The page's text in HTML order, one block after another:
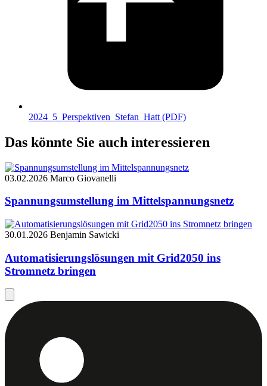
2024_5_Perspektiven_Stefan_Hatt (PDF)
Das könnte Sie auch interessieren
03.02.2026 Marco Giovanelli
Spannungsumstellung im Mittelspannungsnetz
30.01.2026 Benjamin Sawicki
Automatisierungslösungen mit Grid2050 ins
Stromnetz bringen